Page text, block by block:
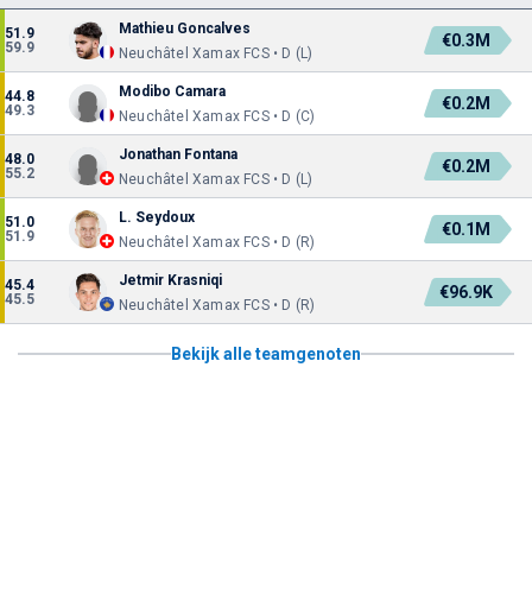
51.9
59.9
Mathieu Goncalves
Neuchâtel Xamax FCS • D (L)
€0.3M
44.8
49.3
Modibo Camara
Neuchâtel Xamax FCS • D (C)
€0.2M
48.0
55.2
Jonathan Fontana
Neuchâtel Xamax FCS • D (L)
€0.2M
51.0
51.9
L. Seydoux
Neuchâtel Xamax FCS • D (R)
€0.1M
45.4
45.5
Jetmir Krasniqi
Neuchâtel Xamax FCS • D (R)
€96.9K
Bekijk alle teamgenoten